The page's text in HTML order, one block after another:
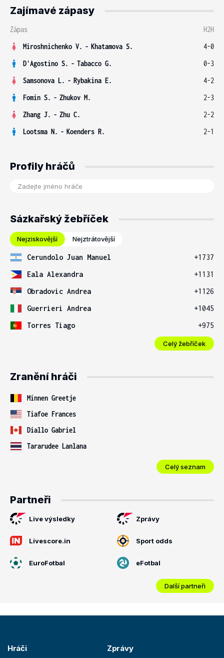
Zajímavé zápasy
Zápas
H2H
Miroshnichenko V. - Khatamova S.
4-0
D'Agostino S. - Tabacco G.
0-3
Samsonova L. - Rybakina E.
4-2
Fomin S. - Zhukov M.
2-3
Zhang J. - Zhu C.
2-2
Lootsma N. - Koenders R. 2-1
Profily hráčů
Sázkařský žebříček
Nejziskovější Nejztrátovější
Cerundolo Juan Manuel
+1737
Eala Alexandra
+1131
Obradovic Andrea
+1126
Guerrieri Andrea
+1045
Torres Tiago
+975
Celý žebříček
Zranění hráči
Minnen Greetje
Tiafoe Frances
Diallo Gabriel
Tararudee Lanlana
Celý seznam
Partneři
Live výsledky Zprávy
Livescore.in Sport odds
EuroFotbal eFotbal
Další partneři
Hráči Zprávy